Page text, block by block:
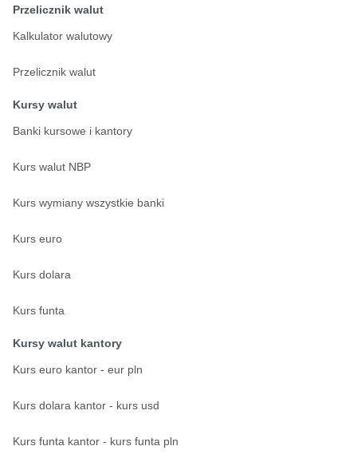
Przelicznik walut
Kalkulator walutowy
Przelicznik walut
Kursy walut
Banki kursowe i kantory
Kurs walut NBP
Kurs wymiany wszystkie banki
Kurs euro
Kurs dolara
Kurs funta
Kursy walut kantory
Kurs euro kantor - eur pln
Kurs dolara kantor - kurs usd
Kurs funta kantor - kurs funta pln